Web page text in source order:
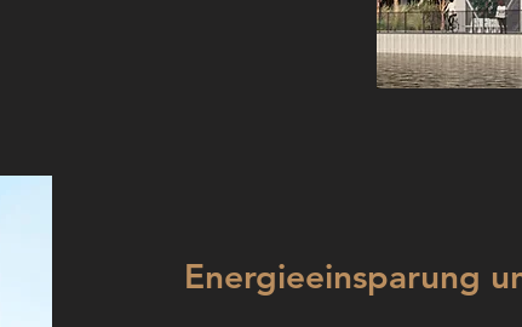
Energieeinsparung